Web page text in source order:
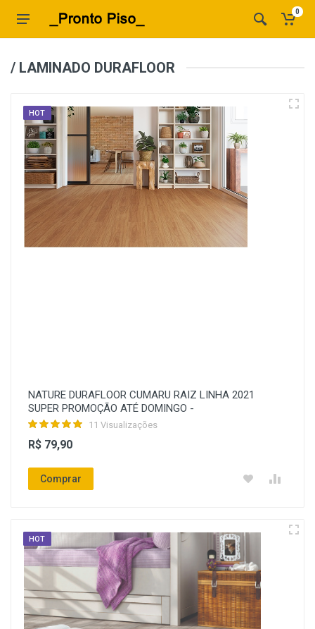
0
/ LAMINADO DURAFLOOR
HOT
NATURE DURAFLOOR CUMARU RAIZ LINHA 2021
SUPER PROMOÇÃO ATÉ DOMINGO -
11 Visualizações
R$ 79,90
Comprar
HOT